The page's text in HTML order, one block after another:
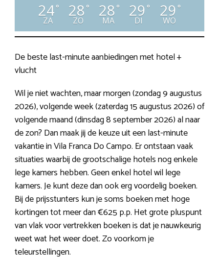
24°
ZA
28°
ZO
28°
MA
29°
DI
29°
WO
De beste last-minute aanbiedingen met hotel +
vlucht
Wil je niet wachten, maar morgen (zondag 9 augustus
2026), volgende week (zaterdag 15 augustus 2026) of
volgende maand (dinsdag 8 september 2026) al naar
de zon? Dan maak jij de keuze uit een last-minute
vakantie in Vila Franca Do Campo. Er ontstaan vaak
situaties waarbij de grootschalige hotels nog enkele
lege kamers hebben. Geen enkel hotel wil lege
kamers. Je kunt deze dan ook erg voordelig boeken.
Bij de prijsstunters kun je soms boeken met hoge
kortingen tot meer dan €625 p.p. Het grote pluspunt
van vlak voor vertrekken boeken is dat je nauwkeurig
weet wat het weer doet. Zo voorkom je
teleurstellingen.